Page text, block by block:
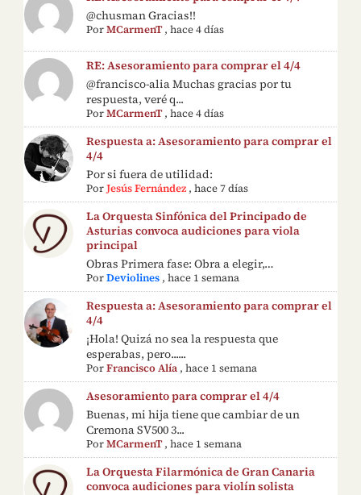
@chusman Gracias!!
PorMCarmenT,hace 4 días
RE: Asesoramiento para comprar el 4/4
@francisco-alia Muchas gracias por tu
respuesta, veré q...
PorMCarmenT,hace 4 días
Respuesta a: Asesoramiento para comprar el
4/4
Por si fuera de utilidad:
PorJesús Fernández ,hace 7 días
La Orquesta Sinfónica del Principado de
Asturias convoca audiciones para viola
principal
Obras Primera fase: Obra a elegir,…
PorDeviolines ,hace 1 semana
Respuesta a: Asesoramiento para comprar el
4/4
¡Hola! Quizá no sea la respuesta que
esperabas, pero......
PorFrancisco Alía ,hace 1 semana
Asesoramiento para comprar el 4/4
Buenas, mi hija tiene que cambiar de un
Cremona SV500 3...
PorMCarmenT,hace 1 semana
La Orquesta Filarmónica de Gran Canaria
convoca audiciones para violín solista